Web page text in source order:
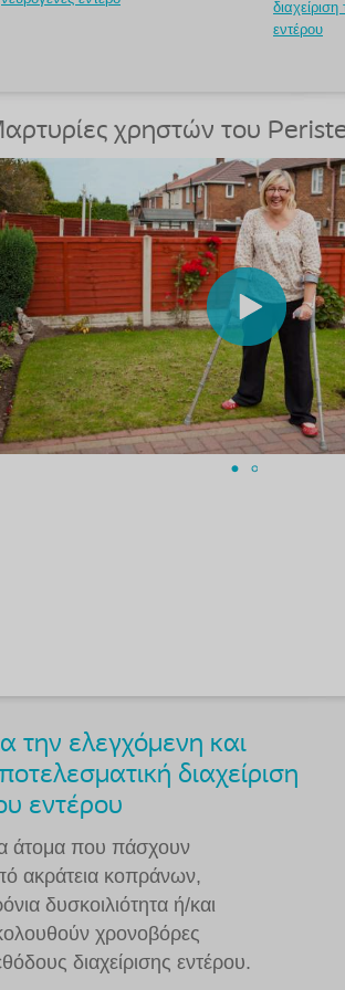
εντέρου
χρηστών του
την ελεγχόμενη και
διαχείριση
εντέρου
άτομα που πάσχουν
ακράτεια κοπράνων,
δυσκοιλιότητα ή/και
χρονοβόρες
διαχείρισης εντέρου.